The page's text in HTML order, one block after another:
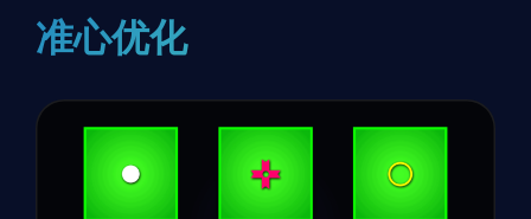
准心优化